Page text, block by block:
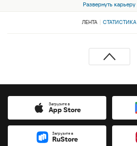
Развернуть карьеру
ЛЕНТА СТАТИСТИКА
Загрузите в
App Store
Загрузите в
RuStore